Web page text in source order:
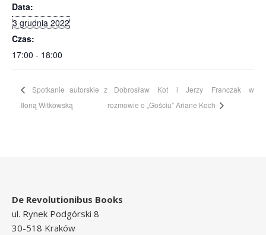
Data:
3 grudnia 2022
Czas:
17:00 - 18:00
Spotkanie autorskie z
Iloną Witkowską
Dobrosław Kot i Jerzy Franczak w
rozmowie o „Gościu” Ariane Koch
De Revolutionibus Books
ul. Rynek Podgórski 8
30-518 Kraków